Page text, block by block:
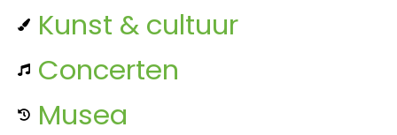
Kunst & cultuur
Concerten
Musea